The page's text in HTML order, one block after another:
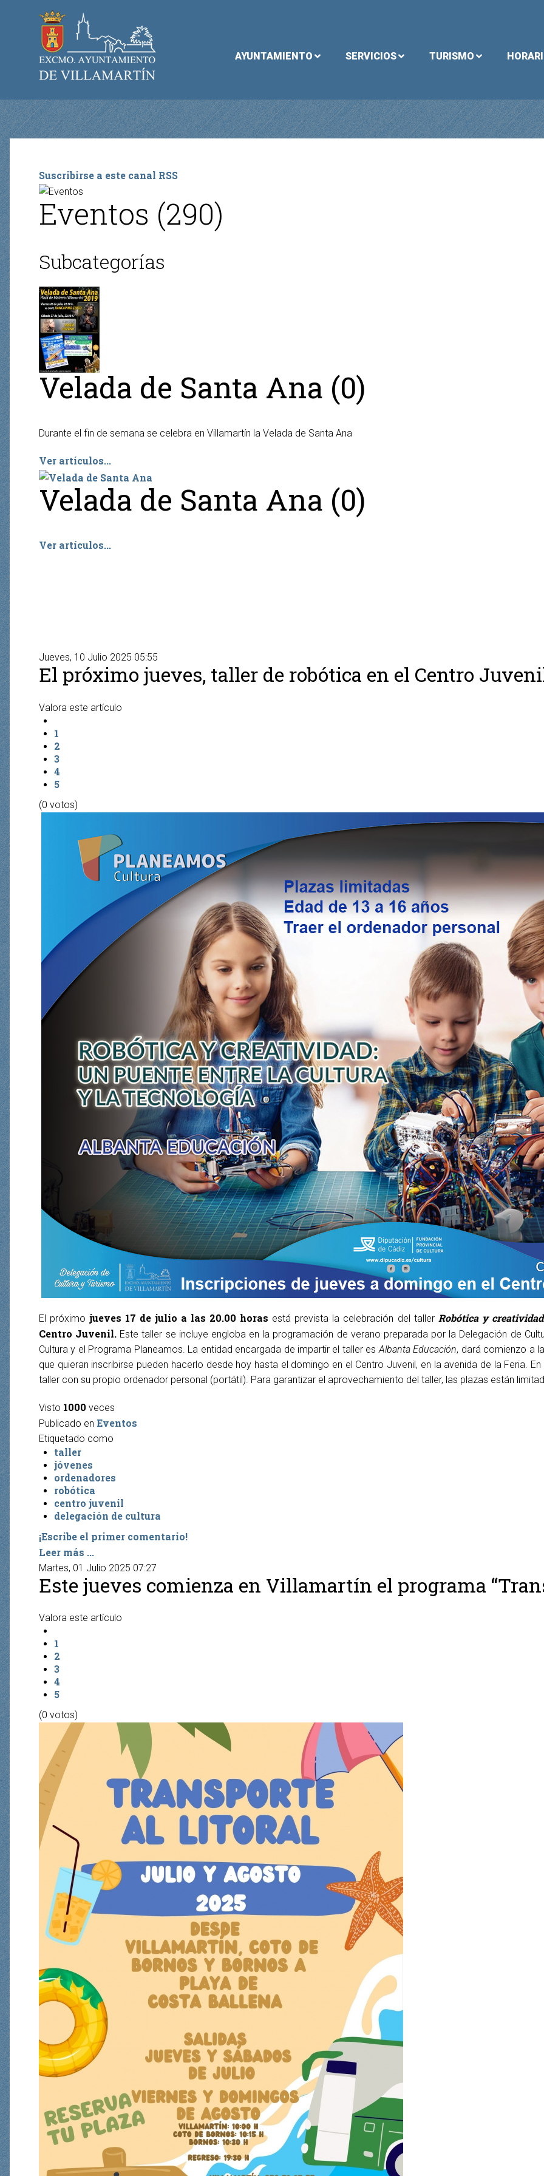
AYUNTAMIENTO SERVICIOS TURISMO
Suscribirse a este canal RSS
Eventos (290)
Subcategorías
Velada de Santa Ana (0)
Durante el fin de semana se celebra en Villamartín la Velada de Santa Ana
Ver artículos...
Velada de Santa Ana (0)
Ver artículos...
Jueves, 10 Julio 2025 05:55
El próximo jueves, taller de robótica en el Centro
Valora este artículo
1
2
3
4
5
(0 votos)
El próximojueves 17 de julio a las 20.00 horas está prevista la celebración del taller Robótica y
Centro Juvenil. Este taller se incluye engloba en la programación de verano preparada por la Delegación de
Cultura y el Programa Planeamos. La entidad encargada de impartir el taller esAlbanta Educación, dará comienzo a
que quieran inscribirse pueden hacerlo desde hoy hasta el domingo en el Centro Juvenil, en la avenida de la Feria.
taller con su propio ordenador personal (portátil). Para garantizar el aprovechamiento del taller, las plazas están
Visto 1000 veces
Publicado en Eventos
Etiquetado como
taller
jóvenes
ordenadores
robótica
centro juvenil
delegación de cultura
¡Escribe el primer comentario!
Leer más ...
Martes, 01 Julio 2025 07:27
Este jueves comienza en Villamartín el programa
Valora este artículo
1
2
3
4
5
(0 votos)